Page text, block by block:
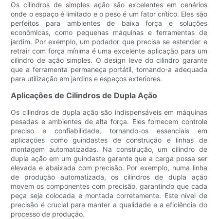
Os cilindros de simples ação são excelentes em cenários
onde o espaço é limitado e o peso é um fator crítico. Eles são
perfeitos para ambientes de baixa força e soluções
econômicas, como pequenas máquinas e ferramentas de
jardim. Por exemplo, um podador que precisa se estender e
retrair com força mínima é uma excelente aplicação para um
cilindro de ação simples. O design leve do cilindro garante
que a ferramenta permaneça portátil, tornando-a adequada
para utilização em jardins e espaços exteriores.
Aplicações de Cilindros de Dupla Ação
Os cilindros de dupla ação são indispensáveis ​​em máquinas
pesadas e ambientes de alta força. Eles fornecem controle
preciso e confiabilidade, tornando-os essenciais em
aplicações como guindastes de construção e linhas de
montagem automatizadas. Na construção, um cilindro de
dupla ação em um guindaste garante que a carga possa ser
elevada e abaixada com precisão. Por exemplo, numa linha
de produção automatizada, os cilindros de dupla ação
movem os componentes com precisão, garantindo que cada
peça seja colocada e montada corretamente. Este nível de
precisão é crucial para manter a qualidade e a eficiência do
processo de produção.